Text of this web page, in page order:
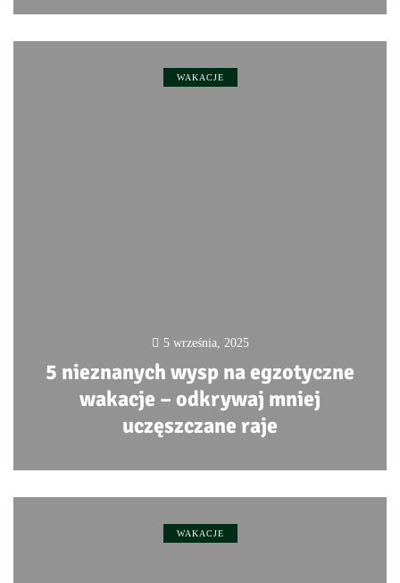
WAKACJE
5 września, 2025
5 nieznanych wysp na egzotyczne
wakacje – odkrywaj mniej
uczęszczane raje
WAKACJE